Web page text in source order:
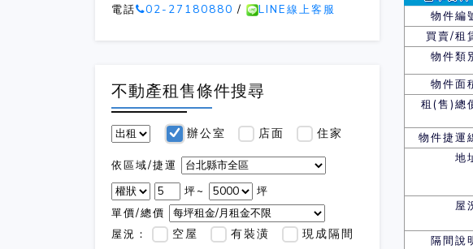
電話 02-27180880 / LINE線上客服
不動產租售條件搜尋
辦公室 店面 住家
依區域/捷運
坪~
坪
單價/總價
屋況：
空屋 有裝潢 現成隔間
物件編
買賣/租
物件類
物件面
租(售)總
物件捷運
地
屋
隔間說